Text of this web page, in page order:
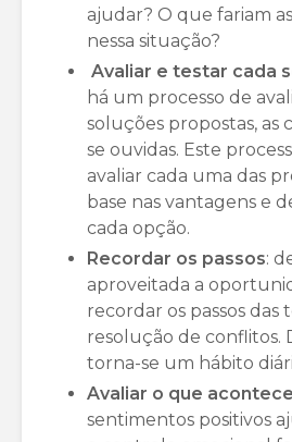
ajudar? O que fariam
nessa situação?
Avaliar e testar cada
há um processo de
soluções propostas, as
se ouvidas. Este
avaliar cada uma das
base nas vantagens e
cada opção.
Recordar os passos:
aproveitada a
recordar os passos das
resolução de conflitos.
torna-se um hábito
Avaliar o que
sentimentos positivos